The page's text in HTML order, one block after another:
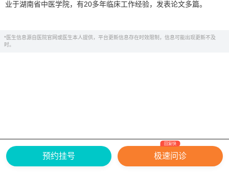
业于湖南省中医学院，有20多年临床工作经验，发表论文多篇。
*医生信息源自医院官网或医生本人提供，平台更新信息存在时效限制，信息可能出现更新不及
时。
网上有害信息举报专区
关于我们
Copyright ©
2026 中华康网 版权所有
预约挂号 极速问诊
回复快